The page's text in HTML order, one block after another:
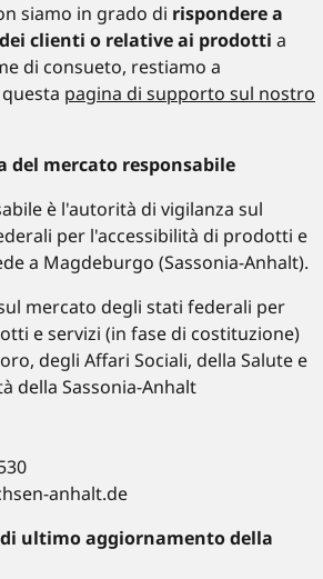
siamo in grado di rispondere a
clienti o relative ai prodotti a
di consueto, restiamo a
pagina di supporto sul nostro
mercato responsabile
è l'autorità di vigilanza sul
per l'accessibilità di prodotti e
a Magdeburgo (Sassonia-Anhalt).
mercato degli stati federali per
e servizi (in fase di costituzione)
degli Affari Sociali, della Salute e
della Sassonia-Anhalt
anhalt.de
ultimo aggiornamento della